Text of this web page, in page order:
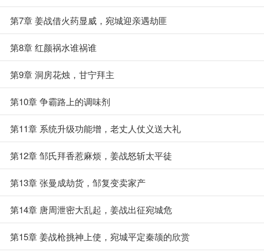
第7章 姜战借火药显威，宛城迎亲遇劫匪
第8章 红颜祸水谁祸谁
第9章 洞房花烛，甘宁拜主
第10章 争霸路上的调味剂
第11章 系统升级功能增，老丈人仗义送大礼
第12章 邹氏拜香惹麻烦，姜战怒斩太平徒
第13章 张曼成劫货，邹复变卖家产
第14章 唐周泄密大乱起，姜战出征宛城危
第15章 姜战枪挑神上使，宛城平定秦颉的欣赏